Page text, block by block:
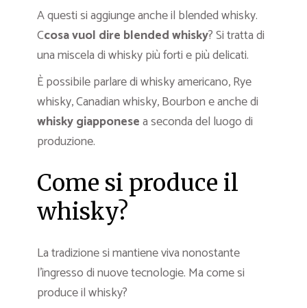
A questi si aggiunge anche il blended whisky.
Ccosa vuol dire blended whisky? Si tratta di
una miscela di whisky più forti e più delicati.
È possibile parlare di whisky americano, Rye
whisky, Canadian whisky, Bourbon e anche di
whisky giapponesea seconda del luogo di
produzione.
Come si produce il
whisky?
La tradizione si mantiene viva nonostante
l’ingresso di nuove tecnologie. Ma come si
produce il whisky?